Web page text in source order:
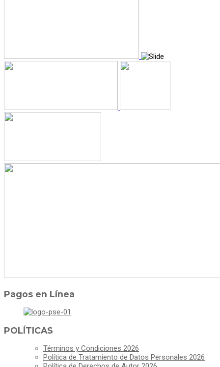
Pagos en Línea
POLÍTICAS
Términos y Condiciones 2026
Política de Tratamiento de Datos Personales 2026